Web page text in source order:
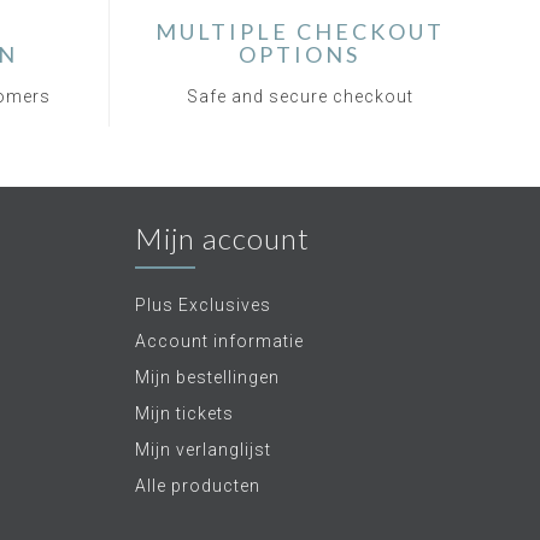
MULTIPLE CHECKOUT
OPTIONS
Safe and secure checkout
Mijn account
Plus Exclusives
Account informatie
Mijn bestellingen
Mijn tickets
Mijn verlanglijst
Alle producten